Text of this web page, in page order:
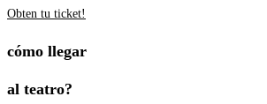
Obten tu ticket!
cómo llegar
al teatro?